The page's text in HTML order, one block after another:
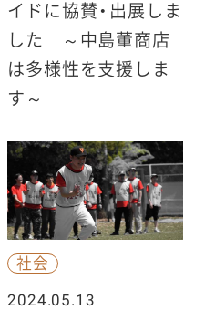
イドに協賛・出展しま
した ～中島董商店
は多様性を支援しま
す～
社会
2024.05.13